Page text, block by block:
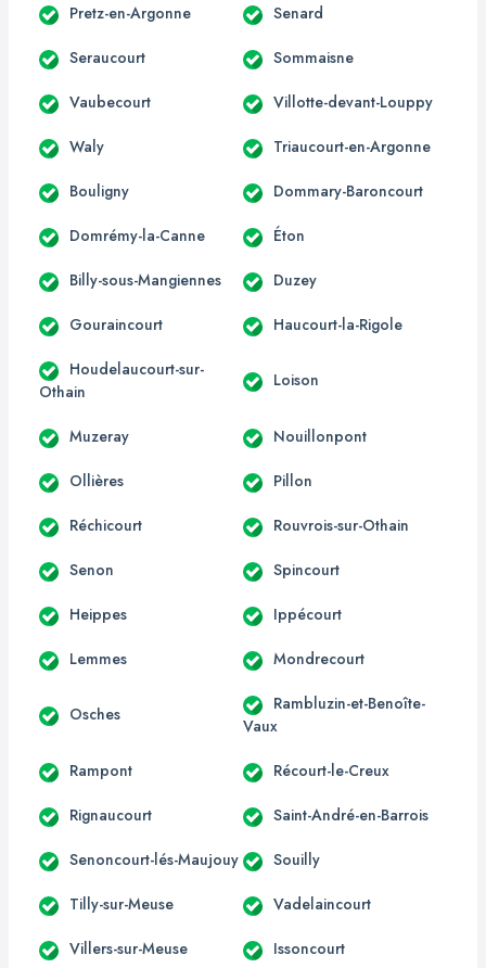
Pretz-en-Argonne Senard
Seraucourt Sommaisne
Vaubecourt Villotte-devant-Louppy
Waly Triaucourt-en-Argonne
Bouligny Dommary-Baroncourt
Domrémy-la-Canne Éton
Billy-sous-Mangiennes Duzey
Gouraincourt Haucourt-la-Rigole
Houdelaucourt-sur-
Othain
Loison
Muzeray Nouillonpont
Ollières Pillon
Réchicourt Rouvrois-sur-Othain
Senon Spincourt
Heippes Ippécourt
Lemmes Mondrecourt
Osches
Rambluzin-et-Benoîte-
Vaux
Rampont Récourt-le-Creux
Rignaucourt Saint-André-en-Barrois
Senoncourt-lés-Maujouy Souilly
Tilly-sur-Meuse Vadelaincourt
Villers-sur-Meuse Issoncourt